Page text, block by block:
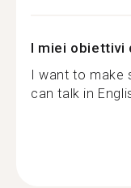
I miei obiettivi
I want to make
can talk in